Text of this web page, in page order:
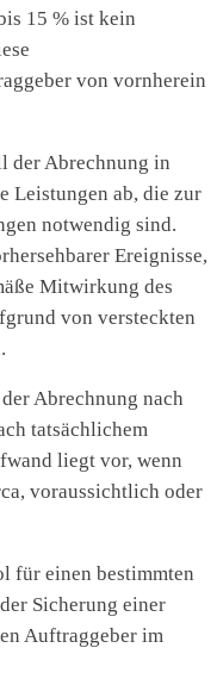
15 % ist kein
von vornherein
der Abrechnung in
Leistungen ab, die zur
notwendig sind.
Ereignisse,
Mitwirkung des
von versteckten
Abrechnung nach
tatsächlichem
liegt vor, wenn
voraussichtlich oder
für einen bestimmten
Sicherung einer
Auftraggeber im